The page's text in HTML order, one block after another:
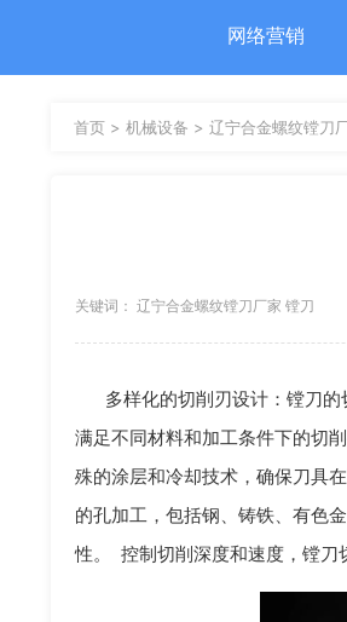
网络营销
首页 > 机械设备 > 辽宁合金螺纹镗刀
关键词： 辽宁合金螺纹镗刀厂家 镗刀
多样化的切削刃设计：镗刀
满足不同材料和加工条件下的切
殊的涂层和冷却技术，确保刀具
的孔加工，包括钢、铸铁、有色
性。 控制切削深度和速度，镗刀